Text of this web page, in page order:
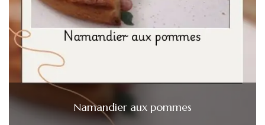
Namandier aux pommes